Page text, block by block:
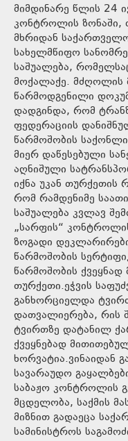
მიმდინარე წლის 24
კონტროლის ზონაში,
მხრიდან
სახელმწიფო
საშუალება,
მოქალაქე. მძღოლის
წარმოდგენილი
დადგინდა, რომ
ფედერაციის
წარმოშობის
მიერ დაწესებული
აღნიშული
იქნა უკან თურქეთის
რომ რამდენიმე
საშუალება კვლავ
„სარფის“
ზოგადი
წარმოშობის
წარმოშობის
თურქეთი.ეჭვის
განხორციელდა
დათვალიერება, რის
ტვირთზე დატანილ
ქვეყნებად
ხორვატია.ვინაიდან
სავარაუდო
საბაჟო კონტროლის
მცდელობა, საქმის
მიზნით გადაეცა
სამინისტროს